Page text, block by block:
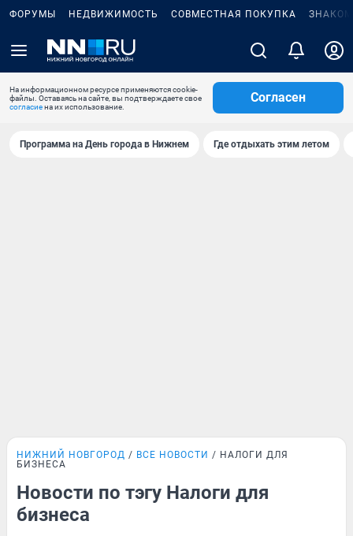
ФОРУМЫ НЕДВИЖИМОСТЬ СОВМЕСТНАЯ ПОКУПКА
На информационном ресурсе применяются cookie-
файлы. Оставаясь на сайте, вы подтверждаете свое
согласиена их использование.
Согласен
Программа на День города в Нижнем Где отдыхать этим летом
НИЖНИЙ НОВГОРОД ВСЕ НОВОСТИ
НАЛОГИ ДЛЯ
БИЗНЕСА
Новости по тэгу Налоги для
бизнеса